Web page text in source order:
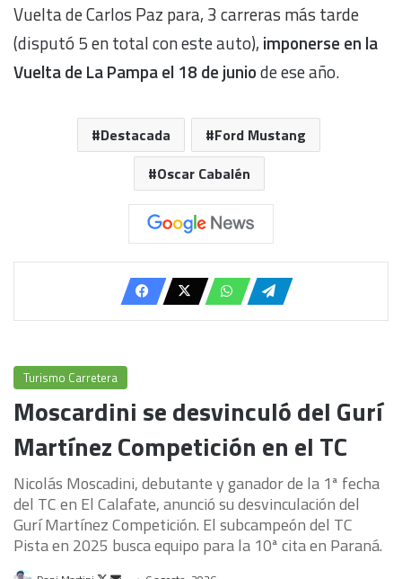
Vuelta de Carlos Paz para, 3 carreras más tarde
(disputó 5 en total con este auto), imponerse en la
Vuelta de La Pampa el 18 de juniode ese año.
Destacada
Ford Mustang
Oscar Cabalén